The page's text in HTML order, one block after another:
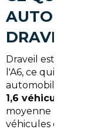
DRAVEIL
Draveil est bien
l'A6, ce qui en
automobile. Les
1,6 véhicule par
moyenne
véhicules est